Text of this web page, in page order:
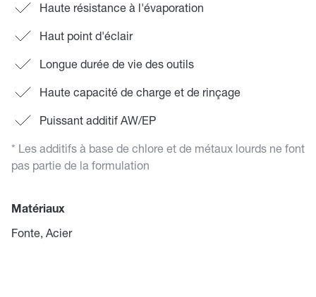
Haute résistance à l'évaporation
Haut point d'éclair
Longue durée de vie des outils
Haute capacité de charge et de rinçage
Puissant additif AW/EP
* Les additifs à base de chlore et de métaux lourds ne font
pas partie de la formulation
Matériaux
Fonte, Acier